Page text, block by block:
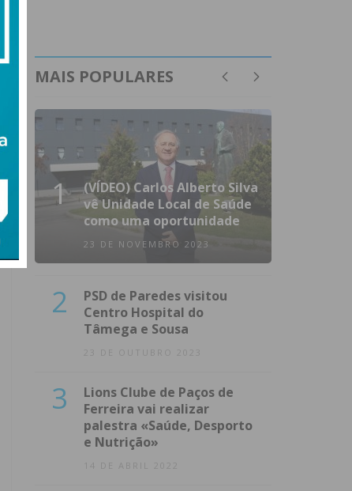
MAIS POPULARES
1
(VÍDEO) Carlos Alberto Silva
vê Unidade Local de Saúde
como uma oportunidade
23 DE NOVEMBRO 2023
2
PSD de Paredes visitou
Centro Hospital do
Tâmega e Sousa
23 DE OUTUBRO 2023
3
Lions Clube de Paços de
Ferreira vai realizar
palestra «Saúde, Desporto
e Nutrição»
14 DE ABRIL 2022